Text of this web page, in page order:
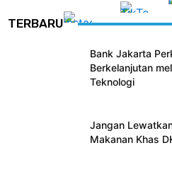
TERBARU
Bank Jakarta
Berkelanjutan
Teknologi
Jangan
Makanan Khas